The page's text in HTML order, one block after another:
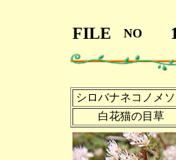
FILE NO
シロバナネコノメ
白花猫の目草